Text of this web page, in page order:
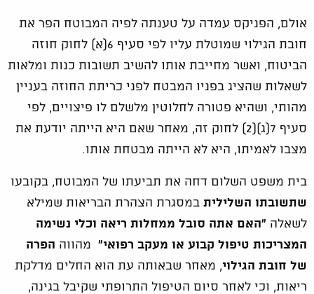
אולם, הפניקס עמדה על טענתה לפיה המבוטח הפר את
חובת הגילוי שמוטלת עליו לפי סעיף 6(א) לחוק חוזה
הביטוח, ואשר מחייבת אותו להשיב תשובות כנות ומלאות
לשאלות שהציג בפניו המבטח לפני כריתת החוזה בעניין
מהותי, ושהיא פטורה לחלוטין מלשלם לו פיצויים, לפי
סעיף 7(ג)(2) לחוק זה, מאחר שאם היא הייתה יודעת את
מצבו לאמיתו, היא לא הייתה מבטחת אותו.
בית משפט השלום דחה את תביעתו של המבוטח, בקובעו
שתשובתו השלילית במסגרת הצהרת הבריאות שמילא
לשאלה "האם אתה סובל ממחלות ריאה וכלי נשימה
המצריכות טיפול קבוע או מעקב רפואי" מהווה הפרה
של חובת הגילוי, מאחר שבאותה עת הוא החלים מדלקת
ריאות, וכי לאחר סיום הטיפול התרופתי שקיבל בגינה,